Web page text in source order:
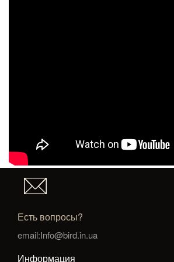
Есть вопросы?
email:Info@bird.in.ua
Информация